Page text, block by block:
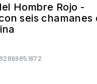
Hombre Rojo -
seis chamanes